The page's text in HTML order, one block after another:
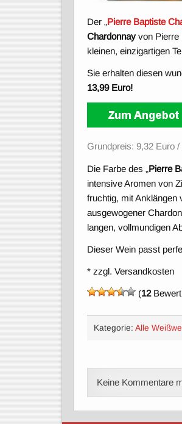
Der „Pierre Baptiste
Chardonnayvon Pierre
kleinen, einzigartigen
Sie erhalten diesen
13,99 Euro!
Grundpreis: 9,32 Euro /
Die Farbe des „Pierre
intensive Aromen von
fruchtig, mit Anklängen
ausgewogener
langen, vollmundigen
Dieser Wein passt
* zzgl. Versandkosten
(12
Kategorie: Alle
Keine Kommentare